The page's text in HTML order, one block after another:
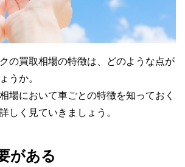
の買取相場の特徴は、どのような点が
うか。
場において車ごとの特徴を知っておく
しく見ていきましょう。
がある